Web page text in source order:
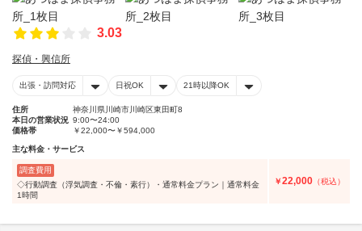
3.03
探偵・興信所
出張・訪問対応 日祝OK 21時以降OK
住所
神奈川県川崎市川崎区東田町8
本日の営業状況 9:00〜24:00
価格帯
￥22,000〜￥594,000
主な料金・サービス
調査費用
◇行動調査（浮気調査・不倫・素行）・通常料金プラン｜通常料金
1時間
￥22,000 （税込）